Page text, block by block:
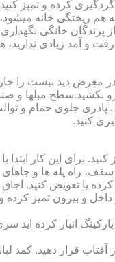
کرده و تمیز
ریختگی خانه می‏شود،
پرندگان خانگی
و آمد زیادی
معرض دید نیست را
بکشید.سطح مبل‏ها و
پادری جلوی حمام و
کنید.
برای این کار
سقف، راه پله‏ ها و جاهای
کرده یا تعویض کنید.
داخل و بیرون تمیز
انبار کرده‏ اید
آفتاب قرار دهید.